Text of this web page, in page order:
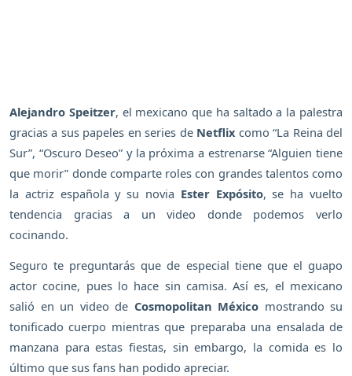
Alejandro Speitzer, el mexicano que ha saltado a la palestra
gracias a sus papeles en series de Netflix como “La Reina del
Sur”, “Oscuro Deseo” y la próxima a estrenarse “Alguien tiene
que morir” donde comparte roles con grandes talentos como
la actriz española y su novia Ester Expósito, se ha vuelto
tendencia gracias a un video donde podemos verlo
cocinando.
Seguro te preguntarás que de especial tiene que el guapo
actor cocine, pues lo hace sin camisa. Así es, el mexicano
salió en un video de Cosmopolitan México mostrando su
tonificado cuerpo mientras que preparaba una ensalada de
manzana para estas fiestas, sin embargo, la comida es lo
último que sus fans han podido apreciar.